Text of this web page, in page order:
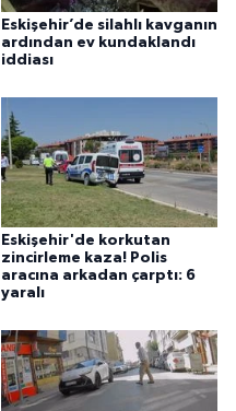
Eskişehir’de silahlı kavganın
ardından ev kundaklandı
iddiası
Eskişehir'de korkutan
zincirleme kaza! Polis
aracına arkadan çarptı: 6
yaralı